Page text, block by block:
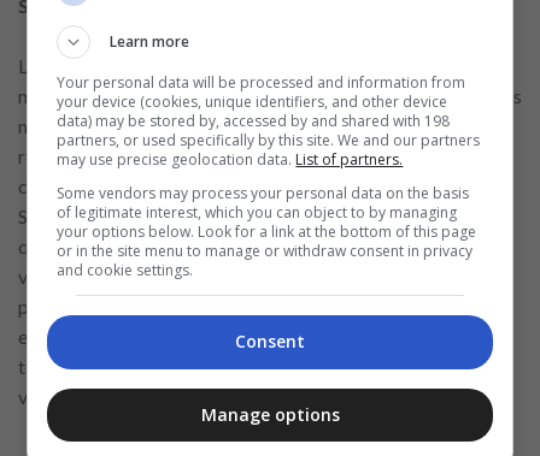
S’entraîner pour les entretiens futurs
Les simulations d’entretiens sont un excellent moyen de
mettre en pratique les leçons apprises. Invitez des amis ou des
mentors à jouer le rôle d’intervieweurs et à vous donner un
retour sur votre performance. Cette pratique aide à
construire la confiance et à se préparer émotionnellement.
Simulez différentes situations, comme répondre à des
questions difficiles ou présenter un projet complexe, pour
vous préparer à toutes les éventualités. Chaque session de
pratique vous rapproche de la perfection, réduisant l’anxiété
et améliorant votre capacité à réfléchir rapidement. Avec le
temps, ces simulations deviennent une partie essentielle de
votre parcours d’amélioration.
Learn more
Your personal data will be processed and information from
your device (cookies, unique identifiers, and other device
data) may be stored by, accessed by and shared with 198
partners, or used specifically by this site. We and our partners
may use precise geolocation data. List of partners.
Some vendors may process your personal data on the basis
of legitimate interest, which you can object to by managing
your options below. Look for a link at the bottom of this page
or in the site menu to manage or withdraw consent in privacy
and cookie settings.
Consent
Manage options